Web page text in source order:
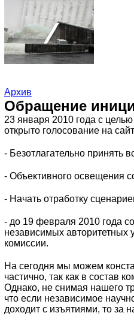
Архив
Обращение
23 января 2010 года с
открыто голосование на
- Безотлагательно
- Объективного освещения
- Начать отработку
- до 19 февраля 2010 года
независимых авторитетных
комиссии.
На сегодня мы можем
частично, так как в состав
Однако, не снимая нашего
что если независимое
доходит с изъятиями, то за